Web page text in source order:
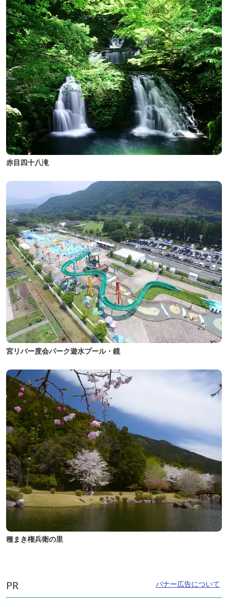
赤目四十八滝
宮リバー度会パーク遊水プール・鏡
種まき権兵衛の里
PR バナー広告について